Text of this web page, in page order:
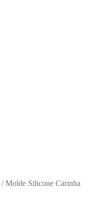
/Molde Silicone Carinha